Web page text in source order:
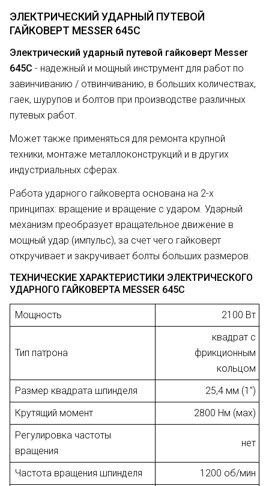
ЭЛЕКТРИЧЕСКИЙ УДАРНЫЙ ПУТЕВОЙ
ГАЙКОВЕРТ MESSER 645С
Электрический ударный путевой гайковерт Messer
645С - надежный и мощный инструмент для работ по
завинчиванию / отвинчиванию, в больших количествах,
гаек, шурупов и болтов при производстве различных
путевых работ.
Может также применяться для ремонта крупной
техники, монтаже металлоконструкций и в других
индустриальных сферах.
Работа ударного гайковерта основана на 2-х
принципах: вращение и вращение с ударом. Ударный
механизм преобразует вращательное движение в
мощный удар (импульс), за счет чего гайковерт
откручивает и закручивает болты больших размеров.
ТЕХНИЧЕСКИЕ ХАРАКТЕРИСТИКИ ЭЛЕКТРИЧЕСКОГО
УДАРНОГО ГАЙКОВЕРТА MESSER 645С
Мощность 2100 Вт
Тип патрона
квадрат с
фрикционным
кольцом
Размер квадрата шпинделя
25,4 мм (1")
Крутящий момент
2800 Нм (мах)
Регулировка частоты
вращения
нет
Частота вращения шпинделя
1200 об/мин